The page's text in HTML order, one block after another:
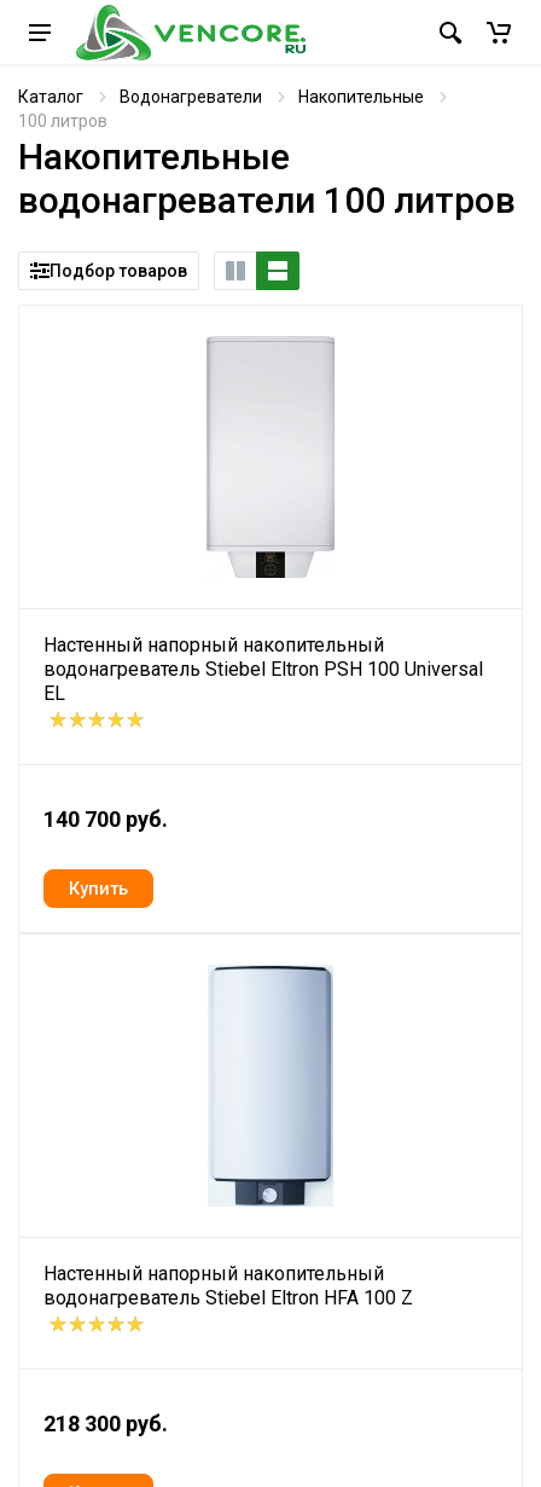
Каталог Водонагреватели
Накопительные
100 литров
Накопительные
водонагреватели 100 литров
Подбор товаров
Настенный напорный накопительный
водонагреватель Stiebel Eltron PSH 100 Universal
EL
140 700 руб.
Настенный напорный накопительный
водонагреватель Stiebel Eltron HFA 100 Z
218 300 руб.